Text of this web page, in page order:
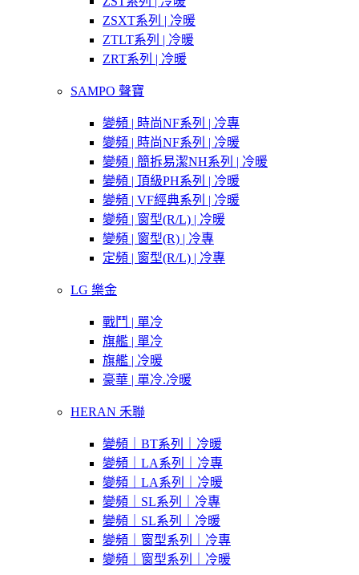
ZSXT系列 | 冷暖
ZTLT系列 | 冷暖
ZRT系列 | 冷暖
SAMPO 聲寶
變頻 | 時尚NF系列 | 冷專
變頻 | 時尚NF系列 | 冷暖
變頻 | 簡拆易潔NH系列 | 冷暖
變頻 | 頂級PH系列 | 冷暖
變頻 | VF經典系列 | 冷暖
變頻 | 窗型(R/L) | 冷暖
變頻 | 窗型(R) | 冷專
定頻 | 窗型(R/L) | 冷專
LG 樂金
戰鬥 | 單冷
旗艦 | 單冷
旗艦 | 冷暖
豪華 | 單冷.冷暖
HERAN 禾聯
變頻｜BT系列｜冷暖
變頻｜LA系列｜冷專
變頻｜LA系列｜冷暖
變頻｜SL系列｜冷專
變頻｜SL系列｜冷暖
變頻｜窗型系列｜冷專
變頻｜窗型系列｜冷暖